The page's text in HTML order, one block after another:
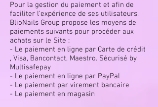
Pour la gestion du paiement et afin de
faciliter l’expérience de ses utilisateurs,
BlioNails Group propose les moyens de
paiements suivants pour procéder aux
achats sur le Site :
- Le paiement en ligne par Carte de crédit
, Visa, Bancontact, Maestro. Sécurisé by
Multisafepay
- Le paiement en ligne par PayPal
- Le paiement par virement bancaire
- Le paiement en magasin